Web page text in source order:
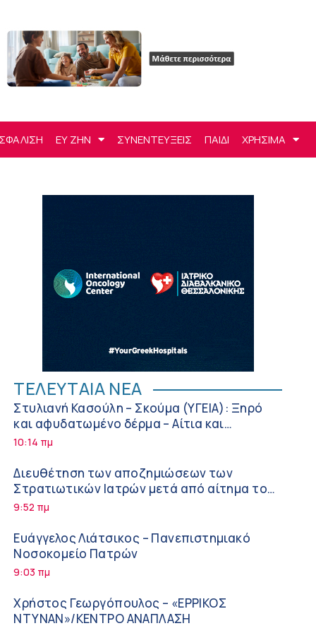
ΕΥ ΖΗΝ ΣΥΝΕΝΤΕΥΞΕΙΣ ΠΑΙΔΙ ΧΡΗΣΙΜΑ
ΤΕΛΕΥΤΑΙΑ ΝΕΑ
Στυλιανή Κασούλη – Σκούμα (ΥΓΕΙΑ): Ξηρό
και αφυδατωμένο δέρμα – Αίτια και
αντιμετώπιση
10:14 πμ
Διευθέτηση των αποζημιώσεων των
Στρατιωτικών Ιατρών μετά από αίτημα του
ΙΣΑ
9:52 πμ
Ευάγγελος Λιάτσικος – Πανεπιστημιακό
Νοσοκομείο Πατρών
9:03 πμ
Χρήστος Γεωργόπουλος – «ΕΡΡΙΚΟΣ
ΝΤΥΝΑΝ»/ΚΕΝΤΡΟ ΑΝΑΠΛΑΣΗ